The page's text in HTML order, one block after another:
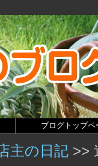
主の日記 >>
ブログトップペ